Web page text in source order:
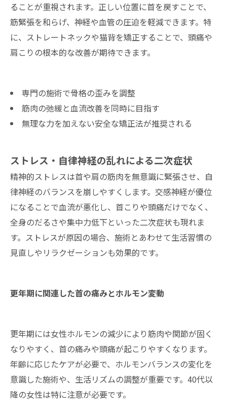
ることが重視されます。正しい位置に首を戻すことで、
筋緊張を和らげ、神経や血管の圧迫を軽減できます。特
に、ストレートネックや猫背を矯正することで、頭痛や
肩こりの根本的な改善が期待できます。
専門の施術で骨格の歪みを調整
筋肉の弛緩と血流改善を同時に目指す
無理な力を加えない安全な矯正法が推奨される
ストレス・自律神経の乱れによる二次症状
精神的ストレスは首や肩の筋肉を無意識に緊張させ、自
律神経のバランスを崩しやすくします。交感神経が優位
になることで血流が悪化し、首こりや頭痛だけでなく、
全身のだるさや集中力低下といった二次症状も現れま
す。ストレスが原因の場合、施術とあわせて生活習慣の
見直しやリラクゼーションも効果的です。
更年期に関連した首の痛みとホルモン変動
更年期には女性ホルモンの減少により筋肉や関節が固く
なりやすく、首の痛みや頭痛が起こりやすくなります。
年齢に応じたケアが必要で、ホルモンバランスの変化を
意識した施術や、生活リズムの調整が重要です。40代以
降の女性は特に注意が必要です。